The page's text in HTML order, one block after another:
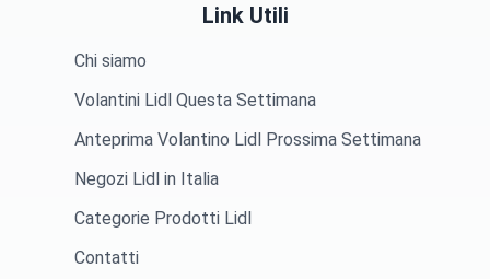
Link Utili
Chi siamo
Volantini Lidl Questa Settimana
Anteprima Volantino Lidl Prossima Settimana
Negozi Lidl in Italia
Categorie Prodotti Lidl
Contatti